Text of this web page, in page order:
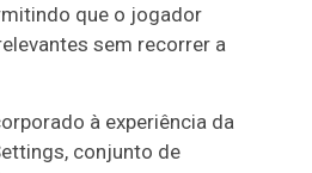
que o jogador
sem recorrer a
à experiência da
conjunto de